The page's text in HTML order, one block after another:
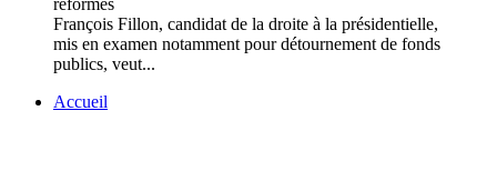
François Fillon, candidat de la droite à la présidentielle,
mis en examen notamment pour détournement de fonds
publics, veut...
Accueil